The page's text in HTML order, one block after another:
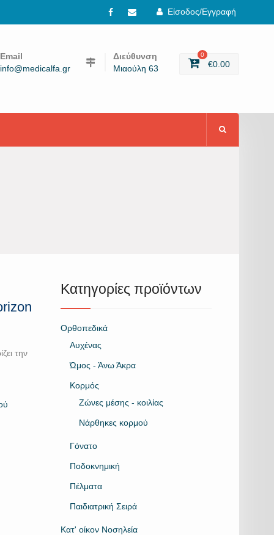
Είσοδος/Εγγραφή
Facebook
email
Email
info@medicalfa.gr
Διεύθυνση
Μιαούλη 63
0
€0.00
την
Κατηγορίες προϊόντων
Ορθοπεδικά
Αυχένας
Ώμος - Άνω Άκρα
Κορμός
Ζώνες μέσης - κοιλίας
Νάρθηκες κορμού
Γόνατο
Ποδοκνημική
Πέλματα
Παιδιατρική Σειρά
Κατ' οίκον Νοσηλεία